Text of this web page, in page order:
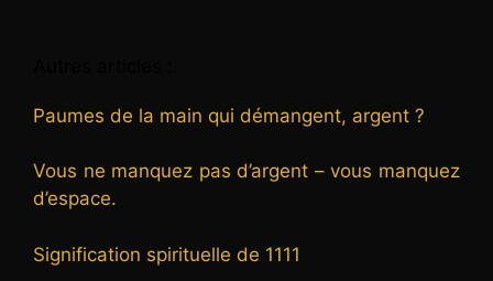
Paumes de la main qui démangent, argent ?
Vous ne manquez pas d’argent – vous manquez
d’espace.
Signification spirituelle de 1111